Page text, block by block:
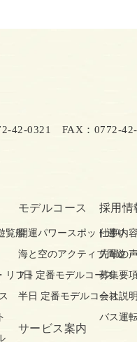
42-0321 FAX：0772-
覧船
リフト
モデルコース
開運パワースポット巡り
海と空のアクティブ周遊
1日 定番モデルコース
半日 定番モデルコース
サービス案内
採用情
仕事内容
先輩の
募集要項
会社説
バス運